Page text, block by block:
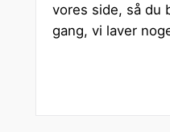
vores side, så du
gang, vi laver